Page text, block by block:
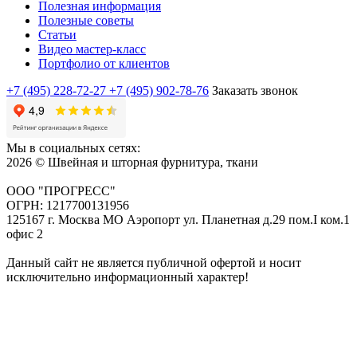
Полезная информация
Полезные советы
Статьи
Видео мастер-класс
Портфолио от клиентов
+7 (495) 228-72-27 +7 (495) 902-78-76 Заказать звонок
Мы в социальных сетях:
2026 © Швейная и шторная фурнитура, ткани
ООО "ПРОГРЕСС"
ОГРН: 1217700131956
125167 г. Москва МО Аэропорт ул. Планетная д.29 пом.I ком.1
офис 2
Данный сайт не является публичной офертой и носит
исключительно информационный характер!